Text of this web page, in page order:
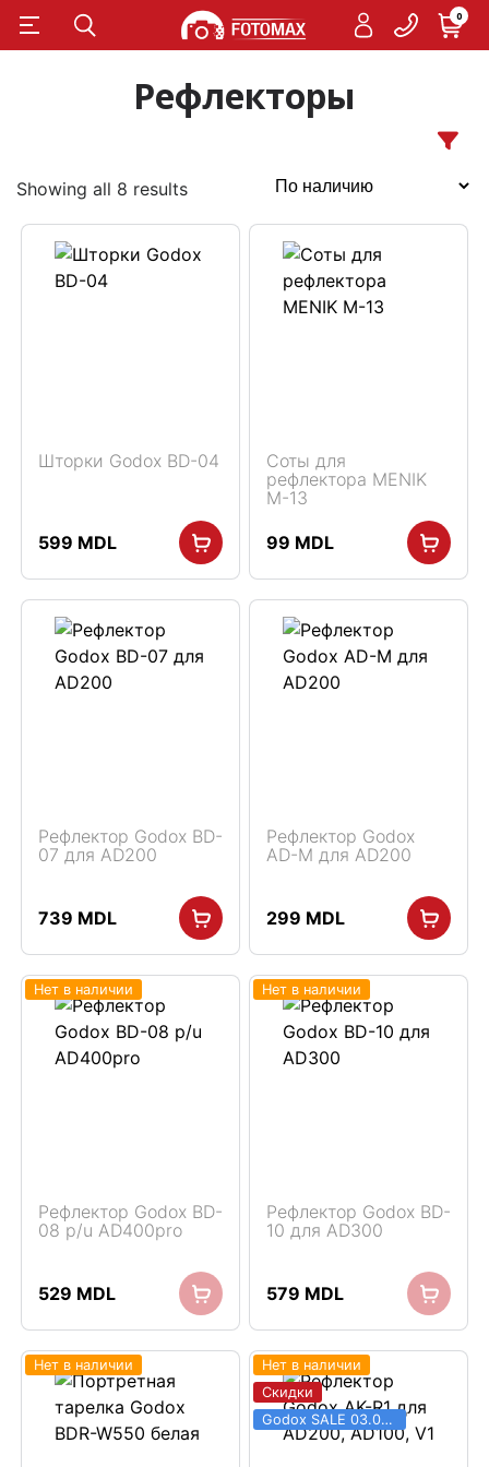
0
Рефлекторы
Showing all 8 results
Шторки Godox BD-04
599 MDL
Соты для
рефлектора MENIK
M-13
99 MDL
Рефлектор Godox BD-
07 для AD200
739 MDL
Рефлектор Godox
AD-M для AD200
299 MDL
Нет в наличии
Рефлектор Godox BD-
08 p/u AD400pro
529 MDL
Нет в наличии
Рефлектор Godox BD-
10 для AD300
579 MDL
Нет в наличии
Нет в наличии
Скидки
Godox SALE 03.06 - 31.08